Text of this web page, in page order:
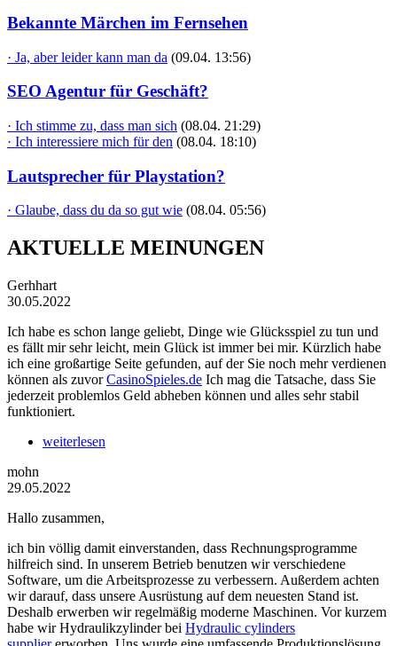
Bekannte Märchen im Fernsehen
· Ja, aber leider kann man da (09.04. 13:56)
SEO Agentur für Geschäft?
· Ich stimme zu, dass man sich (08.04. 21:29)
· Ich interessiere mich für den (08.04. 18:10)
Lautsprecher für Playstation?
· Glaube, dass du da so gut wie (08.04. 05:56)
AKTUELLE MEINUNGEN
Gerhhart
30.05.2022
Ich habe es schon lange geliebt, Dinge wie Glücksspiel zu tun und
es fällt mir sehr leicht, mein Glück ist immer bei mir. Kürzlich habe
ich eine großartige Seite gefunden, auf der Sie noch mehr verdienen
können als zuvorCasinoSpieles.de Ich mag die Tatsache, dass Sie
jederzeit problemlos Geld abheben können und alles sehr stabil
funktioniert.
weiterlesen
mohn
29.05.2022
Hallo zusammen,
ich bin völlig damit einverstanden, dass Rechnungsprogramme
hilfreich sind. In unserem Betrieb benutzen wir verschiedene
Software, um die Arbeitsprozesse zu verbessern. Außerdem achten
wir darauf, dass unsere Ausrüstung auf dem neuesten Stand ist.
Deshalb erwerben wir regelmäßig moderne Maschinen. Vor kurzem
habe wir Hydraulikzylinder bei Hydraulic cylinders